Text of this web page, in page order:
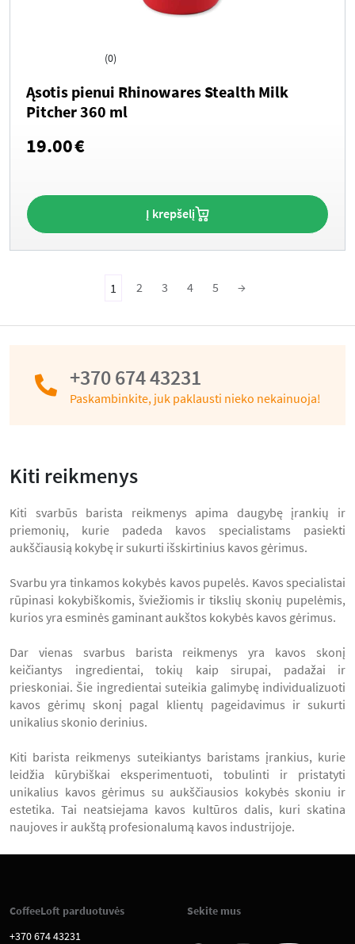
(0)
Ąsotis pienui Rhinowares Stealth Milk
Pitcher 360 ml
19.00€
Į krepšelį
1 2 3 4 5 →
Kiti reikmenys
Kiti svarbūs barista reikmenys apima daugybę įrankių ir
priemonių, kurie padeda kavos specialistams pasiekti
aukščiausią kokybę ir sukurti išskirtinius kavos gėrimus.
Svarbu yra tinkamos kokybės kavos pupelės. Kavos specialistai
rūpinasi kokybiškomis, šviežiomis ir tikslių skonių pupelėmis,
kurios yra esminės gaminant aukštos kokybės kavos gėrimus.
Dar vienas svarbus barista reikmenys yra kavos skonį
keičiantys ingredientai, tokių kaip sirupai, padažai ir
prieskoniai. Šie ingredientai suteikia galimybę individualizuoti
kavos gėrimų skonį pagal klientų pageidavimus ir sukurti
unikalius skonio derinius.
Kiti barista reikmenys suteikiantys baristams įrankius, kurie
leidžia kūrybiškai eksperimentuoti, tobulinti ir pristatyti
unikalius kavos gėrimus su aukščiausios kokybės skoniu ir
estetika. Tai neatsiejama kavos kultūros dalis, kuri skatina
naujoves ir aukštą profesionalumą kavos industrijoje.
+370 674 43231
Paskambinkite, juk paklausti nieko nekainuoja!
CoffeeLoft parduotuvės
+370 674 43231
Sekite mus